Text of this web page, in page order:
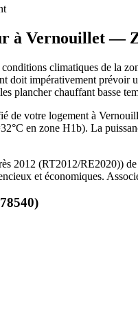
à Vernouillet—
climatiques de la
doit impérativement prévoir
plancher chauffant basse
de votre logement à
en zone H1b). La
2012 (RT2012/RE2020))
et économiques.
78540)